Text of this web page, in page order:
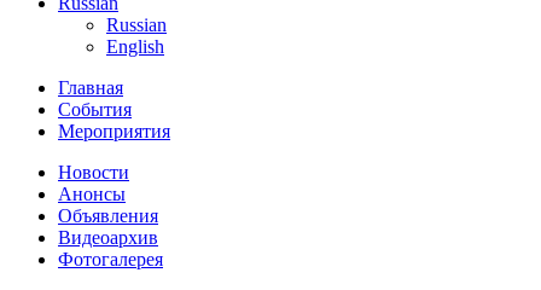
Russian
English
Главная
События
Мероприятия
Новости
Анонсы
Объявления
Видеоархив
Фотогалерея